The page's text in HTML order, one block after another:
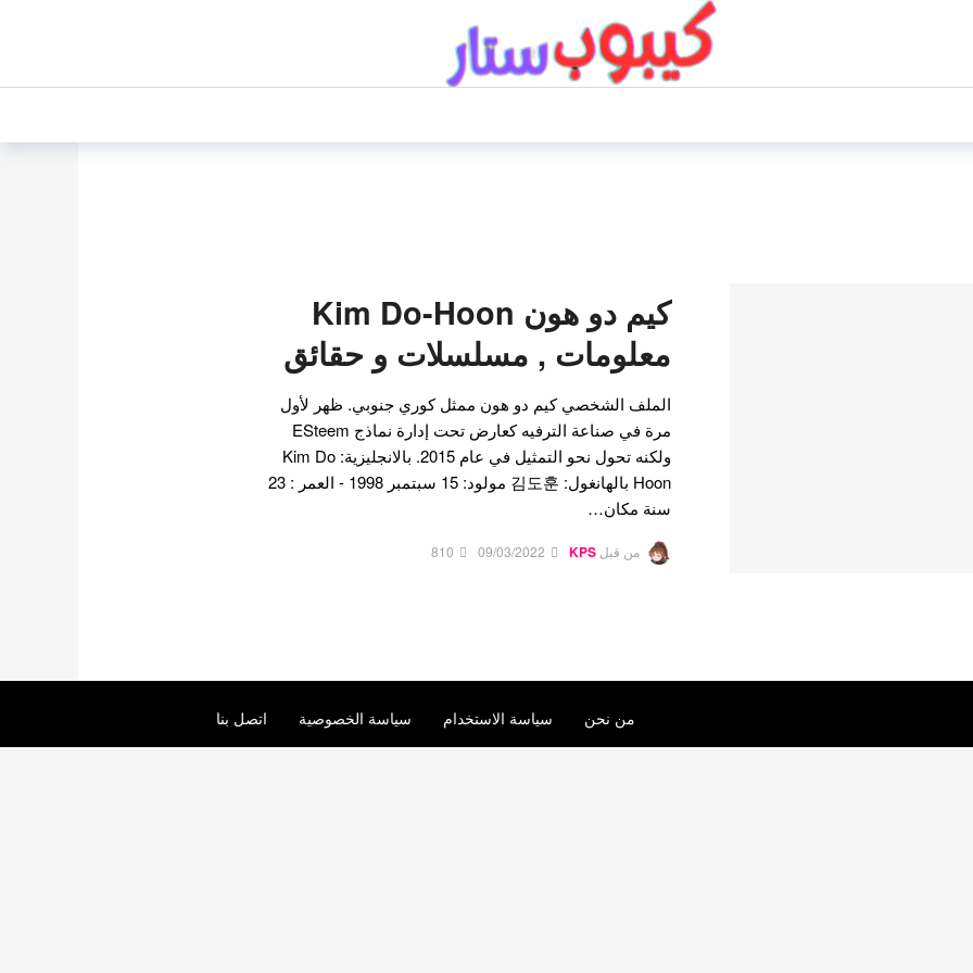
كيم دو هون Kim Do-Hoon
معلومات , مسلسلات و حقائق
الملف الشخصي كيم دو هون ممثل كوري جنوبي. ظهر لأول
مرة في صناعة الترفيه كعارض تحت إدارة نماذج ESteem
ولكنه تحول نحو التمثيل في عام 2015. بالانجليزية: Kim Do
Hoon بالهانغول: 김도훈 مولود: 15 سبتمبر 1998 - العمر : 23
سنة مكان…
من قبل KPS
09/03/2022
810
من نحن سياسة الاستخدام سياسة الخصوصية اتصل بنا